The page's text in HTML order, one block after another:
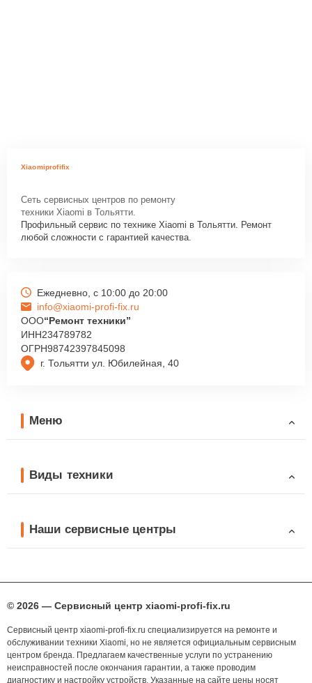
Xiaomiprofifix
Сеть сервисных центров по ремонту
техники Xiaomi в Тольятти.
Профильный сервис по технике Xiaomi в Тольятти. Ремонт
любой сложности с гарантией качества.
г. Тольятти ул. Юбилейная, 40
Ежедневно, с 10:00 до 20:00
info@xiaomi-profi-fix.ru
ООО“Ремонт техники”
ИНН234789782
ОГРН98742397845098
Меню
Виды техники
Наши сервисные центры
© 2026 — Сервисный центр xiaomi-profi-fix.ru
Сервисный центр xiaomi-profi-fix.ru специализируется на ремонте и
обслуживании техники Xiaomi, но не является официальным сервисным
центром бренда. Предлагаем качественные услуги по устранению
неисправностей после окончания гарантии, а также проводим
диагностику и настройку устройств. Указанные на сайте цены носят